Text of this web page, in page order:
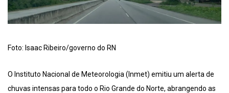
Foto: Isaac Ribeiro/governo do RN
O Instituto Nacional de Meteorologia (Inmet) emitiu um alerta de
chuvas intensas para todo o Rio Grande do Norte, abrangendo as